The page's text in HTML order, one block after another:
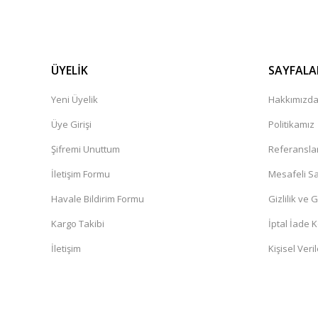
ÜYELİK
Yeni Üyelik
Üye Girişi
Şifremi Unuttum
İletişim Formu
Havale Bildirim Formu
Kargo Takibi
İletişim
Hakkımızda
Politikamız
Mesafeli
Gizlilik ve
İptal İade
Kişisel